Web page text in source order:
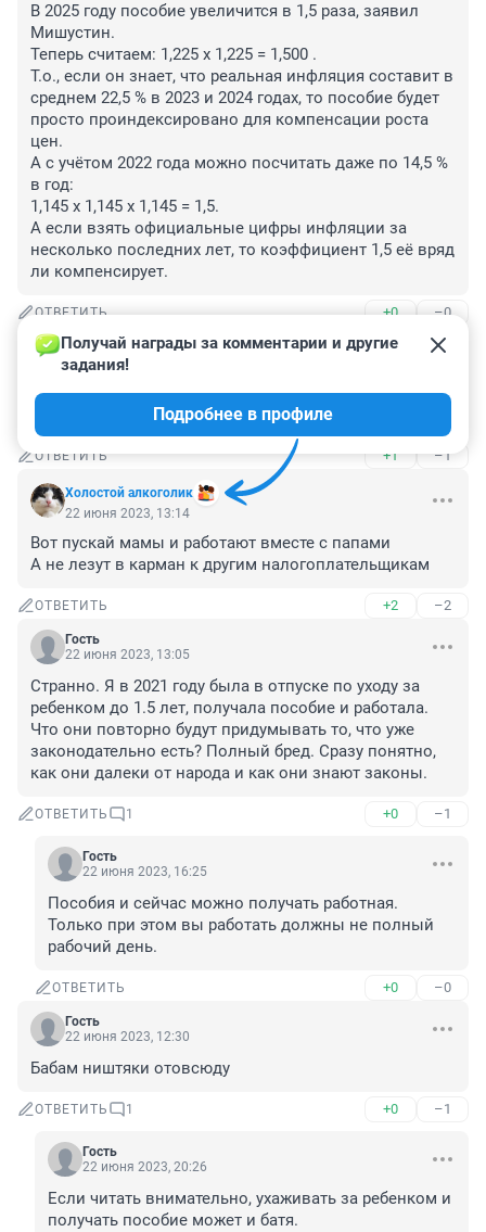
В 2025 году пособие увеличится в 1,5 раза, заявил
Мишустин.
Теперь считаем: 1,225 х 1,225 = 1,500 .
Т.о., если он знает, что реальная инфляция составит в
среднем 22,5 % в 2023 и 2024 годах, то пособие будет
просто проиндексировано для компенсации роста
цен.
А с учётом 2022 года можно посчитать даже по 14,5 %
в год:
1,145 х 1,145 х 1,145 = 1,5.
А если взять официальные цифры инфляции за
несколько последних лет, то коэффициент 1,5 её вряд
ли компенсирует.
ОТВЕТИТЬ +0 –0
Гость
22 июня 2023, 15:01
Лучше бы до 3 лет продлили. Сады не дают и все
равно получается за свой счет
ОТВЕТИТЬ +1 –1
Холостой алкоголик
Получай награды за комментарии и другие
задания!
Подробнее в профиле
22 июня 2023, 13:14
Вот пускай мамы и работают вместе с папами
А не лезут в карман к другим налогоплательщикам
ОТВЕТИТЬ +2 –2
Гость
22 июня 2023, 13:05
Странно. Я в 2021 году была в отпуске по уходу за
ребенком до 1.5 лет, получала пособие и работала.
Что они повторно будут придумывать то, что уже
законодательно есть? Полный бред. Сразу понятно,
как они далеки от народа и как они знают законы.
ОТВЕТИТЬ 1 +0 –1
Гость
22 июня 2023, 16:25
Пособия и сейчас можно получать работная.
Только при этом вы работать должны не полный
рабочий день.
ОТВЕТИТЬ +0 –0
Гость
22 июня 2023, 12:30
Бабам ништяки отовсюду
ОТВЕТИТЬ 1 +0 –1
Гость
22 июня 2023, 20:26
Если читать внимательно, ухаживать за ребенком и
получать пособие может и батя.